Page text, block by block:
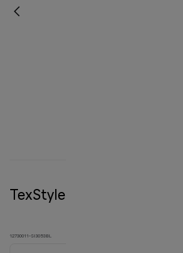
TexStyle 3 SI 3053 kék
12730011-SI3053BL